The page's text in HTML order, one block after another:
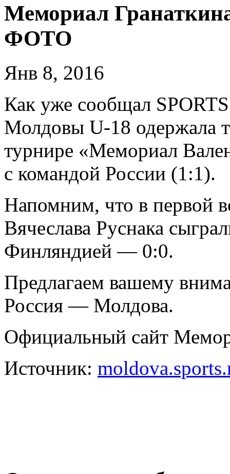
Мемориал
ФОТО
Янв 8, 2016
Как уже сообщал
Молдовы U-18 одержала
турнире «Мемориал
с командой России (1:1).
Напомним, что в первой
Вячеслава Руснака
Финляндией — 0:0.
Предлагаем вашему
Россия — Молдова.
Официальный сайт
Источник: